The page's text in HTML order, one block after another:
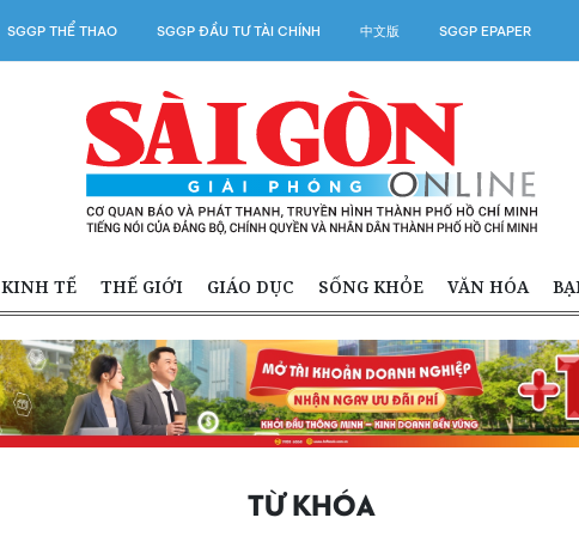
SGGP THỂ THAO SGGP ĐẦU TƯ TÀI CHÍNH 中文版 SGGP EPAPER
KINH TẾ THẾ GIỚI GIÁO DỤC SỐNG KHỎE VĂN HÓA
TỪ KHÓA